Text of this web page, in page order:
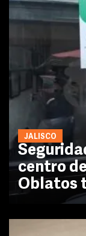
JALISCO
centro
Oblatos